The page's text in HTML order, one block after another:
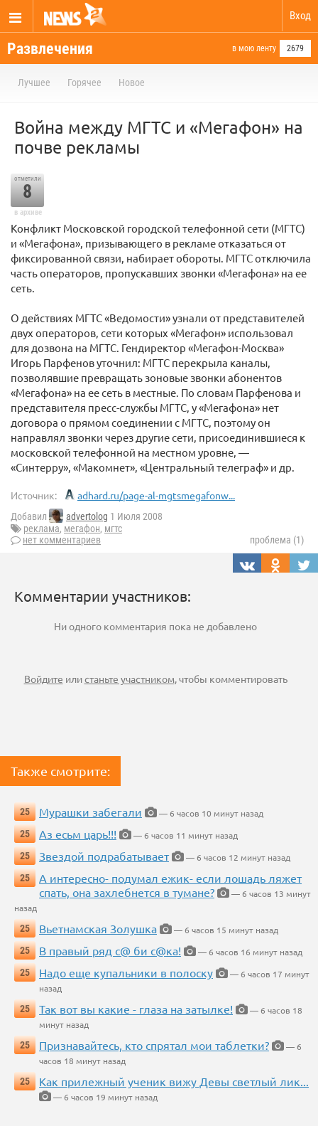
Вход
Развлечения в мою ленту 2679
Лучшее Горячее Новое
Война между МГТС и «Мегафон» на
почве рекламы
отметили
8
в архиве
Конфликт Московской городской телефонной сети (МГТС)
и «Мегафона», призывающего в рекламе отказаться от
фиксированной связи, набирает обороты. МГТС отключила
часть операторов, пропускавших звонки «Мегафона» на ее
сеть.
О действиях МГТС «Ведомости» узнали от представителей
двух операторов, сети которых «Мегафон» использовал
для дозвона на МГТС. Гендиректор «Мегафон-Москва»
Игорь Парфенов уточнил: МГТС перекрыла каналы,
позволявшие превращать зоновые звонки абонентов
«Мегафона» на ее сеть в местные. По словам Парфенова и
представителя пресс-службы МГТС, у «Мегафона» нет
договора о прямом соединении с МГТС, поэтому он
направлял звонки через другие сети, присоединившиеся к
московской телефонной на местном уровне, —
«Синтерру», «Макомнет», «Центральный телеграф» и др.
Источник: adhard.ru/page-al-mgtsmegafonw...
Добавил advertolog 1 Июля 2008
реклама, мегафон, мгтс
нет комментариев
проблема (1)
Комментарии участников:
Ни одного комментария пока не добавлено
Войдите илистаньте участником, чтобы комментировать
Также смотрите:
25 Мурашки забегали
— 6 часов 10 минут назад
25
Аз есьм царь!!!
— 6 часов 11 минут назад
25
Звездой подрабатывает
— 6 часов 12 минут назад
25
А интересно- подумал ежик- если лошадь ляжет
спать, она захлебнется в тумане?
— 6 часов 13 минут
назад
25
Вьетнамская Золушка
— 6 часов 15 минут назад
25
В правый ряд с@ би с@ка!
— 6 часов 16 минут назад
25
Надо еще купальники в полоску
— 6 часов 17 минут
назад
25
Так вот вы какие - глаза на затылке!
— 6 часов 18
минут назад
25
Признавайтесь, кто спрятал мои таблетки?
— 6
часов 18 минут назад
25
Как прилежный ученик вижу Девы светлый лик...
— 6 часов 19 минут назад